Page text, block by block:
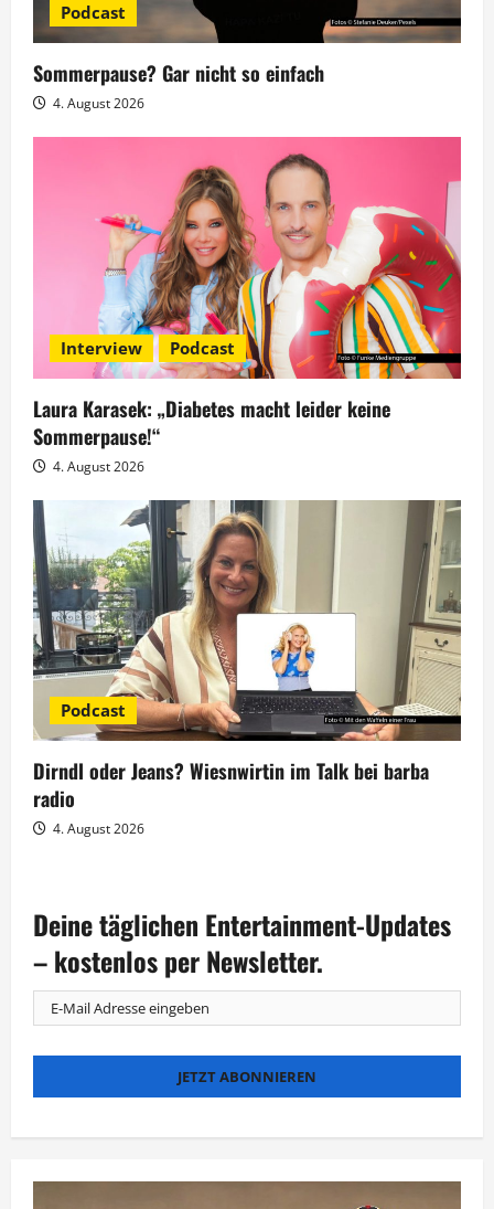
g
a
t
Podcast
Sommerpause? Gar nicht so einfach
4. August 2026
Interview Podcast
Laura Karasek: „Diabetes macht leider keine
Sommerpause!“
4. August 2026
Podcast
Dirndl oder Jeans? Wiesnwirtin im Talk bei barba
radio
4. August 2026
Deine täglichen Entertainment-Updates
– kostenlos per Newsletter.